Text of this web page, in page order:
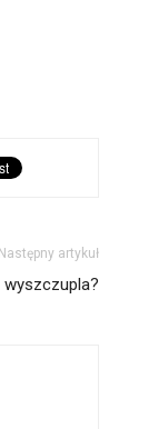
Następny artykuł
wyszczupla?